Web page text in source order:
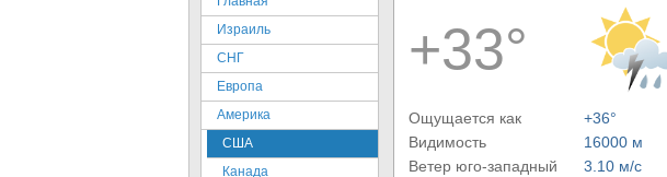
Израиль
СНГ
Европа
Америка
США
Канада
+33°
Ощущается как
+36°
Видимость
16000 м
Ветер юго-западный
3.10 м/с